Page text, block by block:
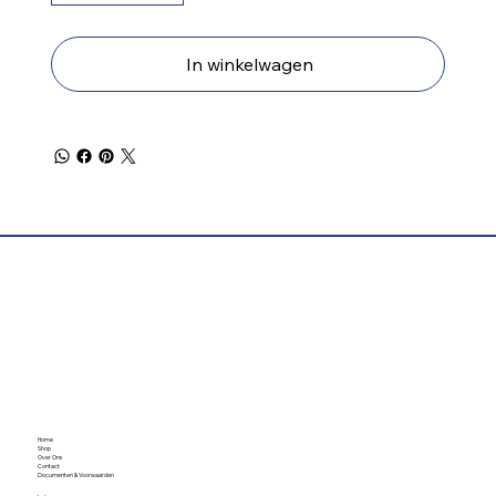
In winkelwagen
Home
Shop
Over Ons
Contact
Documenten & Voorwaarden